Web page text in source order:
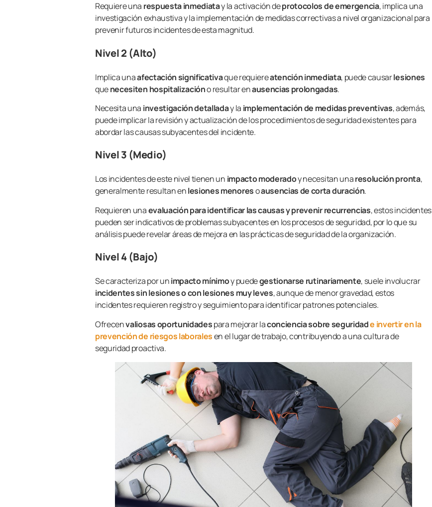
Requiere una respuesta inmediatay la activación deprotocolos de emergencia, implica una
investigación exhaustiva y la implementación de medidas correctivas a nivel organizacional para
prevenir futuros incidentes de esta magnitud.
Nivel 2 (Alto)
Implica unaafectación significativaque requiereatención inmediata, puede causarlesiones
quenecesiten hospitalizacióno resultar enausencias prolongadas.
Necesita una investigación detalladay la implementación de medidas preventivas, además,
puede implicar la revisión y actualización de los procedimientos de seguridad existentes para
abordar las causas subyacentes del incidente.
Nivel 3 (Medio)
Los incidentes de este nivel tienen un impacto moderadoy necesitan unaresolución pronta,
generalmente resultan enlesiones menoresoausencias de corta duración.
Requieren unaevaluación para identificar las causas y prevenir recurrencias, estos incidentes
pueden ser indicativos de problemas subyacentes en los procesos de seguridad, por lo que su
análisis puede revelar áreas de mejora en las prácticas de seguridad de la organización.
Nivel 4 (Bajo)
Se caracteriza por unimpacto mínimoy puedegestionarse rutinariamente, suele involucrar
incidentes sin lesiones o con lesiones muy leves, aunque de menor gravedad, estos
incidentes requieren registro y seguimiento para identificar patrones potenciales.
Ofrecenvaliosas oportunidadespara mejorar laconciencia sobre seguridade invertir en la
prevención de riesgos laboralesen el lugar de trabajo, contribuyendo a una cultura de
seguridad proactiva.